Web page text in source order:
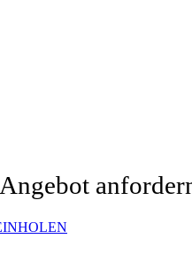
Angebot